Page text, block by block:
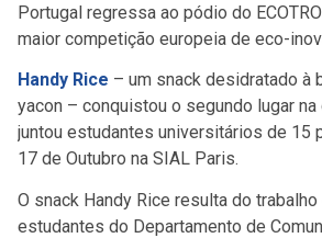
Portugal regressa ao pódio do
maior competição europeia de eco-
Handy Rice – um snack desidratado à
yacon – conquistou o segundo lugar
juntou estudantes universitários de 15
17 de Outubro na SIAL Paris.
O snack Handy Rice resulta do
estudantes do Departamento de